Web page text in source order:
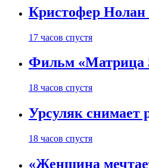
Кристофер Нолан
17 часов спустя
Фильм «Матрица
18 часов спустя
Урсуляк снимает
18 часов спустя
«Женщина